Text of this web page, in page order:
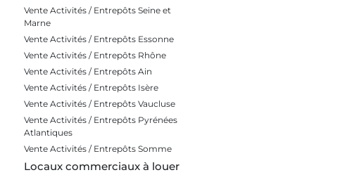
Vente Activités / Entrepôts Seine et
Marne
Vente Activités / Entrepôts Essonne
Vente Activités / Entrepôts Rhône
Vente Activités / Entrepôts Ain
Vente Activités / Entrepôts Isère
Vente Activités / Entrepôts Vaucluse
Vente Activités / Entrepôts Pyrénées
Atlantiques
Vente Activités / Entrepôts Somme
Locaux commerciaux à louer